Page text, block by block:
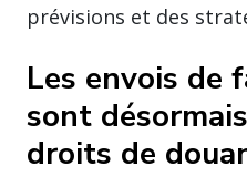
prévisions et des
Les envois de
sont
droits de